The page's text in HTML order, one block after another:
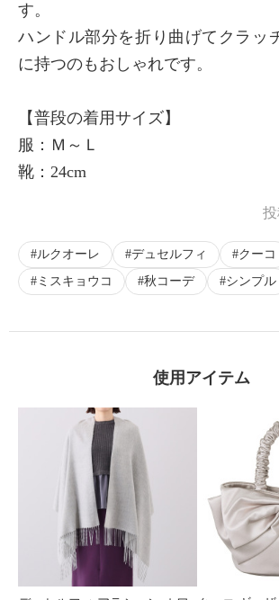
す。
ハンドル部分を折り曲げてクラッ
に持つのもおしゃれです。
【普段の着用サイズ】
服：Ｍ～Ｌ
靴：24cm
投
ルクオーレ デュセルフィ
クーコ
ミスキョウコ
秋コーデ シンプル
使用アイテム